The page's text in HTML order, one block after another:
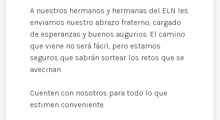
A nuestros hermanos y hermanas del ELN les
enviamos nuestro abrazo fraterno, cargado
de esperanzas y buenos augurios. El camino
que viene no será fácil, pero estamos
seguros que sabrán sortear los retos que se
avecinan.
Cuenten con nosotros para todo lo que
estimen conveniente.